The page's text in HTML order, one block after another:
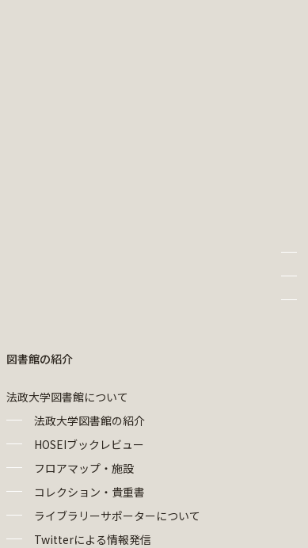
図書館の紹介
法政大学図書館について
法政大学図書館の紹介
HOSEIブックレビュー
フロアマップ・施設
コレクション・貴重書
ライブラリーサポーターについて
Twitterによる情報発信